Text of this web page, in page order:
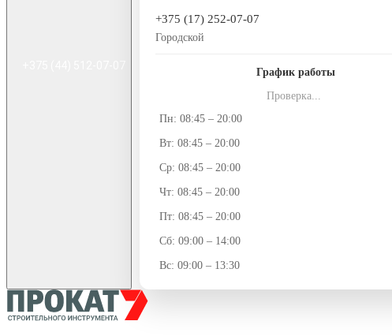
+375 (17) 252-07-07
Городской
График работы
Проверка...
Пн: 08:45 – 20:00
Вт: 08:45 – 20:00
Ср: 08:45 – 20:00
Чт: 08:45 – 20:00
Пт: 08:45 – 20:00
Сб: 09:00 – 14:00
Вс: 09:00 – 13:30